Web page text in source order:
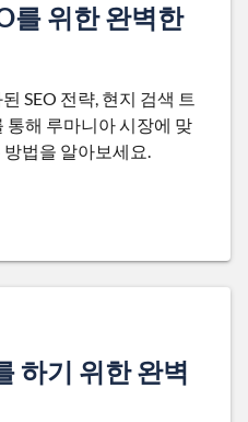
를 위한 완벽한
SEO 전략, 현지 검색 트
통해 루마니아 시장에 맞
법을 알아보세요.
하기 위한 완벽